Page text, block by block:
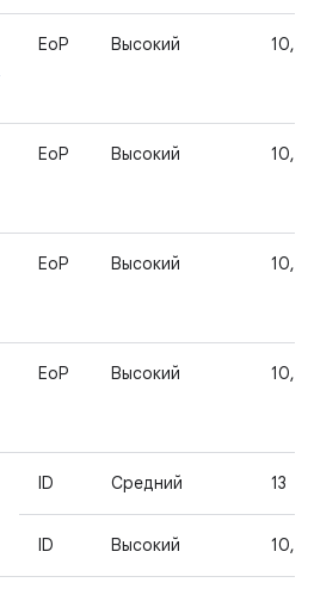
EoP Высокий 10,
EoP Высокий 10,
EoP Высокий 10,
EoP Высокий 10,
ID Средний 13
ID Высокий 10,